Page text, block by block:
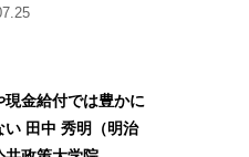
現金給付では豊かに
い 田中 秀明（明治